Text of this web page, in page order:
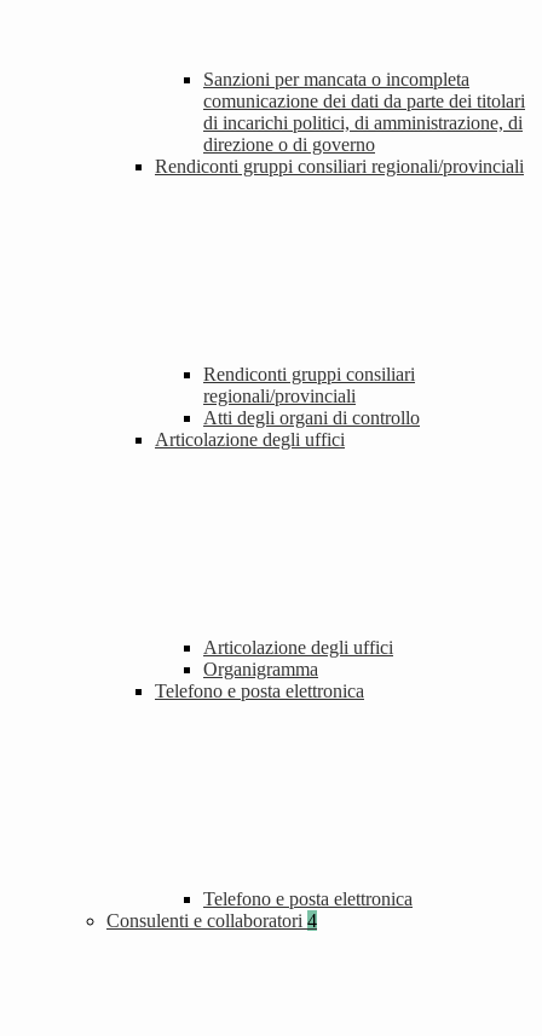
Sanzioni per mancata o incompleta
comunicazione dei dati da parte dei titolari
di incarichi politici, di amministrazione, di
direzione o di governo
Rendiconti gruppi consiliari regionali/provinciali
Rendiconti gruppi consiliari
regionali/provinciali
Atti degli organi di controllo
Articolazione degli uffici
Articolazione degli uffici
Organigramma
Telefono e posta elettronica
Telefono e posta elettronica
Consulenti e collaboratori 4